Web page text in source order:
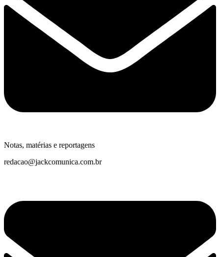
Notas, matérias e reportagens
redacao@jackcomunica.com.br